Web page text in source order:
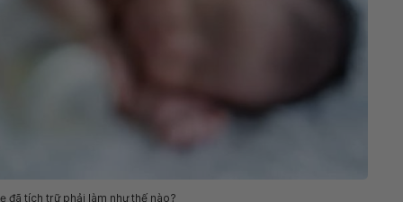
đã tích trữ phải làm như thế nào?